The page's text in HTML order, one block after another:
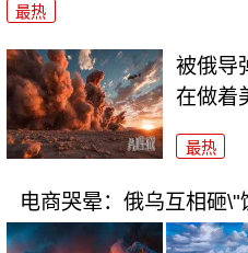
最热
被俄导
在做着
最热
电商哭晕：俄乌互相砸